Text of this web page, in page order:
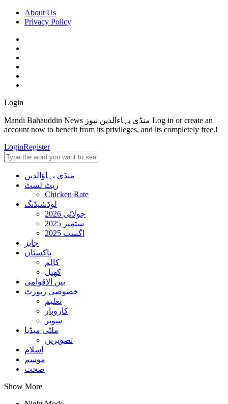
About Us
Privacy Policy
Login
Mandi Bahauddin News منڈی بہاءالدین نیوز Log in or create an
account now to benefit from its privileges, and its completely free.!
LoginRegister
منڈی بہاؤالدین
ریٹ لسٹ
Chicken Rate
لوڈشیڈنگ
جولائی 2026
ستمبر 2025
اگست 2025
جابز
پاکستان
کالم
کھیل
بین الاقوامی
خصوصی رپورٹ
تعلیم
کاروبار
شوبز
ملٹی میڈیا
تصویریں
اسلام
موسم
صحت
Show More